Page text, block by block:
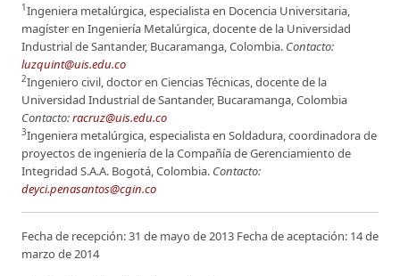
1Ingeniera metalúrgica, especialista en Docencia Universitaria,
magíster en Ingeniería Metalúrgica, docente de la Universidad
Industrial de Santander, Bucaramanga, Colombia. Contacto:
luzquint@uis.edu.co
2Ingeniero civil, doctor en Ciencias Técnicas, docente de la
Universidad Industrial de Santander, Bucaramanga, Colombia
Contacto:racruz@uis.edu.co
3Ingeniera metalúrgica, especialista en Soldadura, coordinadora de
proyectos de ingeniería de la Compañía de Gerenciamiento de
Integridad S.A.A. Bogotá, Colombia. Contacto:
deyci.penasantos@cgin.co
Fecha de recepción: 31 de mayo de 2013 Fecha de aceptación: 14 de
marzo de 2014